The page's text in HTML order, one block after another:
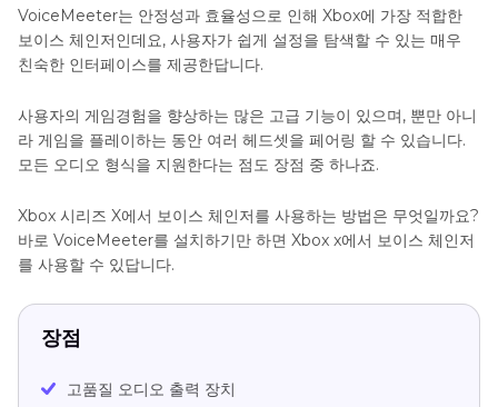
VoiceMeeter는 안정성과 효율성으로 인해 Xbox에 가장 적합한
보이스 체인저인데요, 사용자가 쉽게 설정을 탐색할 수 있는 매우
친숙한 인터페이스를 제공한답니다.
사용자의 게임경험을 향상하는 많은 고급 기능이 있으며, 뿐만 아니
라 게임을 플레이하는 동안 여러 헤드셋을 페어링 할 수 있습니다.
모든 오디오 형식을 지원한다는 점도 장점 중 하나죠.
Xbox 시리즈 X에서 보이스 체인저를 사용하는 방법은 무엇일까요?
바로 VoiceMeeter를 설치하기만 하면 Xbox x에서 보이스 체인저
를 사용할 수 있답니다.
장점
고품질 오디오 출력 장치